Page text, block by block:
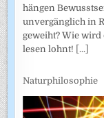
hängen
unvergänglich in
geweiht? Wie
lesen lohnt! [...]
Naturphilosophie